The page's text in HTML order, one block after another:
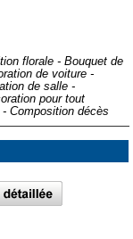
florale - Bouquet de
de voiture -
de salle -
pour tout
Composition décès